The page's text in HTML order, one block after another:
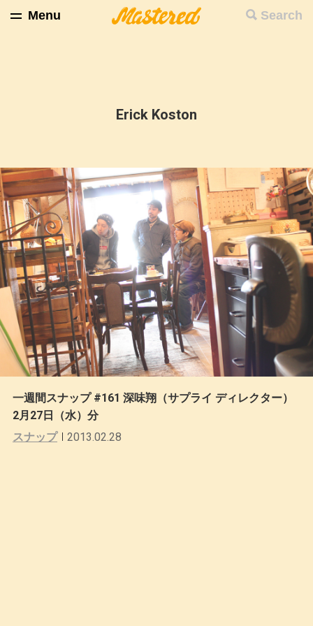
Search
Menu
Erick Koston
一週間スナップ #161 深味翔（サプライ ディレクター）
2月27日（水）分
スナップ
2013.02.28